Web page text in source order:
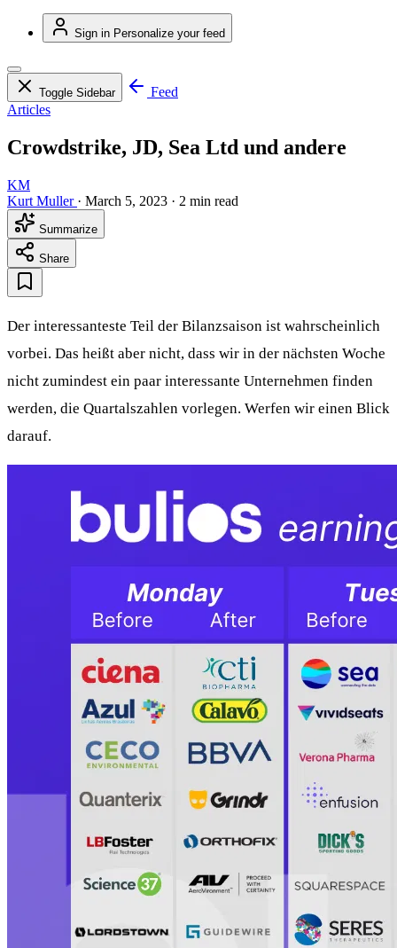
Sign in Personalize your feed
Toggle Sidebar
Feed
Articles
Crowdstrike, JD, Sea Ltd und andere
KM
Kurt Muller · March 5, 2023 · 2 min read
Summarize
Share
Der interessanteste Teil der Bilanzsaison ist wahrscheinlich
vorbei. Das heißt aber nicht, dass wir in der nächsten Woche
nicht zumindest ein paar interessante Unternehmen finden
werden, die Quartalszahlen vorlegen. Werfen wir einen Blick
darauf.